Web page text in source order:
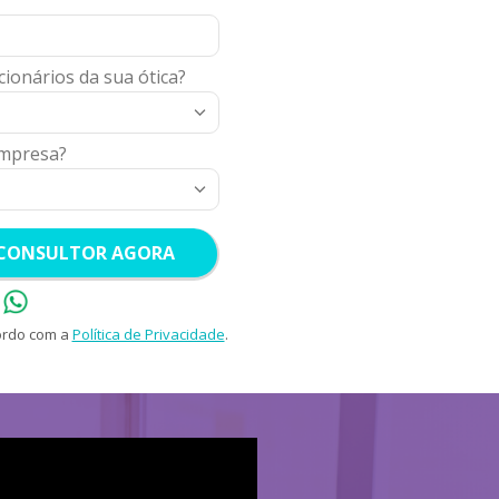
da sua ótica?
AGORA
com a Política de Privacidade.